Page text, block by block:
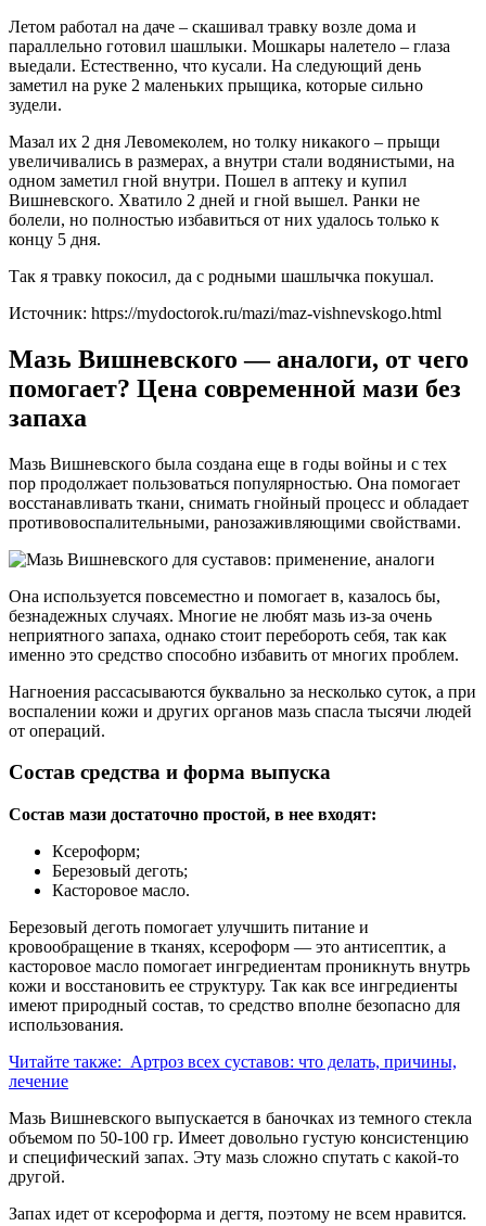
Летом работал на даче – скашивал травку возле дома и
параллельно готовил шашлыки. Мошкары налетело – глаза
выедали. Естественно, что кусали. На следующий день
заметил на руке 2 маленьких прыщика, которые сильно
зудели.
Мазал их 2 дня Левомеколем, но толку никакого – прыщи
увеличивались в размерах, а внутри стали водянистыми, на
одном заметил гной внутри. Пошел в аптеку и купил
Вишневского. Хватило 2 дней и гной вышел. Ранки не
болели, но полностью избавиться от них удалось только к
концу 5 дня.
Так я травку покосил, да с родными шашлычка покушал.
Источник: https://mydoctorok.ru/mazi/maz-vishnevskogo.html
Мазь Вишневского — аналоги, от чего
помогает? Цена современной мази без
запаха
Мазь Вишневского была создана еще в годы войны и с тех
пор продолжает пользоваться популярностью. Она помогает
восстанавливать ткани, снимать гнойный процесс и обладает
противовоспалительными, ранозаживляющими свойствами.
Она используется повсеместно и помогает в, казалось бы,
безнадежных случаях. Многие не любят мазь из-за очень
неприятного запаха, однако стоит перебороть себя, так как
именно это средство способно избавить от многих проблем.
Нагноения рассасываются буквально за несколько суток, а при
воспалении кожи и других органов мазь спасла тысячи людей
от операций.
Состав средства и форма выпуска
Состав мази достаточно простой, в нее входят:
Ксероформ;
Березовый деготь;
Касторовое масло.
Березовый деготь помогает улучшить питание и
кровообращение в тканях, ксероформ — это антисептик, а
касторовое масло помогает ингредиентам проникнуть внутрь
кожи и восстановить ее структуру. Так как все ингредиенты
имеют природный состав, то средство вполне безопасно для
использования.
Читайте также: Артроз всех суставов: что делать, причины,
лечение
Мазь Вишневского выпускается в баночках из темного стекла
объемом по 50-100 гр. Имеет довольно густую консистенцию
и специфический запах. Эту мазь сложно спутать с какой-то
другой.
Запах идет от ксероформа и дегтя, поэтому не всем нравится.